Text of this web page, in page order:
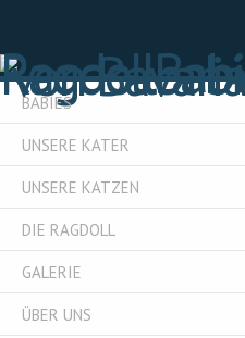
BABIES
UNSERE KATER
UNSERE KATZEN
DIE RAGDOLL
GALERIE
ÜBER UNS